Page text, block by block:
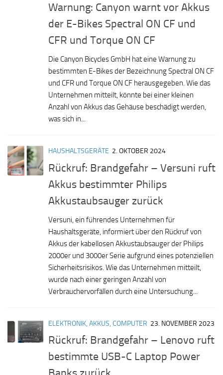
Warnung: Canyon warnt vor Akkus
der E-Bikes Spectral ON CF und
CFR und Torque ON CF
Die Canyon Bicycles GmbH hat eine Warnung zu
bestimmten E-Bikes der Bezeichnung Spectral ON CF
und CFR und Torque ON CF herausgegeben. Wie das
Unternehmen mitteilt, könnte bei einer kleinen
Anzahl von Akkus das Gehäuse beschädigt werden,
was sich in...
HAUSHALTSGERÄTE 2. OKTOBER 2024
Rückruf: Brandgefahr – Versuni ruft
Akkus bestimmter Philips
Akkustaubsauger zurück
Versuni, ein führendes Unternehmen für
Haushaltsgeräte, informiert über den Rückruf von
Akkus der kabellosen Akkustaubsauger der Philips
2000er und 3000er Serie aufgrund eines potenziellen
Sicherheitsrisikos. Wie das Unternehmen mitteilt,
wurde nach einer geringen Anzahl von
Verbrauchervorfällen durch eine Untersuchung...
ELEKTRONIK, AKKUS, COMPUTER 23. NOVEMBER 2023
Rückruf: Brandgefahr – Lenovo ruft
bestimmte USB-C Laptop Power